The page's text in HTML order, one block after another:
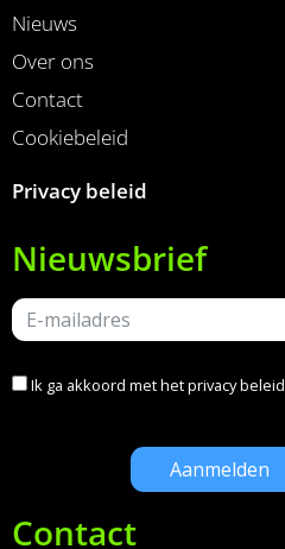
Nieuws
Over ons
Contact
Cookiebeleid
Privacy beleid
Nieuwsbrief
Ik ga akkoord met hetprivacy beleid
Contact